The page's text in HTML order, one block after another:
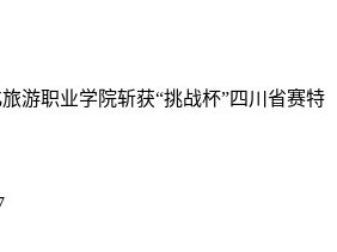
游职业学院斩获“挑战杯”四川省赛特